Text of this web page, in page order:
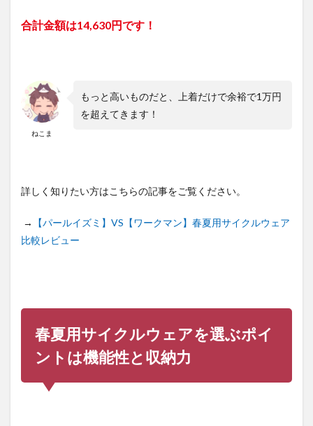
合計金額は14,630円です！
ねこま
もっと高いものだと、上着だけで余裕で1万円
を超えてきます！
詳しく知りたい方はこちらの記事をご覧ください。
→
【パールイズミ】VS【ワークマン】春夏用サイクルウェア
比較レビュー
春夏用サイクルウェアを選ぶポイ
ントは機能性と収納力